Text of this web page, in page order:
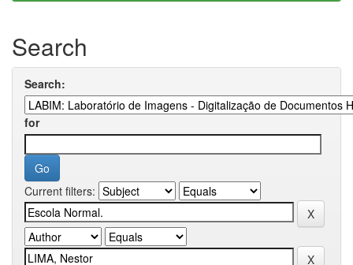
Search
Search:
for
Current filters: